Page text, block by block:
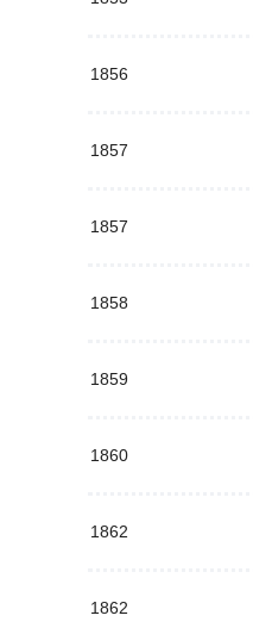
1856
1857
1857
1858
1859
1860
1862
1862